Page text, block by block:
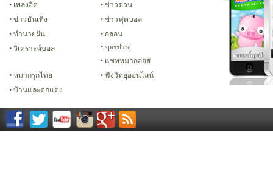
เพลงฮิต
ข่าวด่วน
ข่าวบันเทิง
ข่าวฟุตบอล
ทํานายฝัน
กลอน
วิเคราะห์บอล
speedtest
แชทหมากฮอส
หมากรุกไทย
ฟังวิทยุออนไลน์
บ้านและตกแต่ง